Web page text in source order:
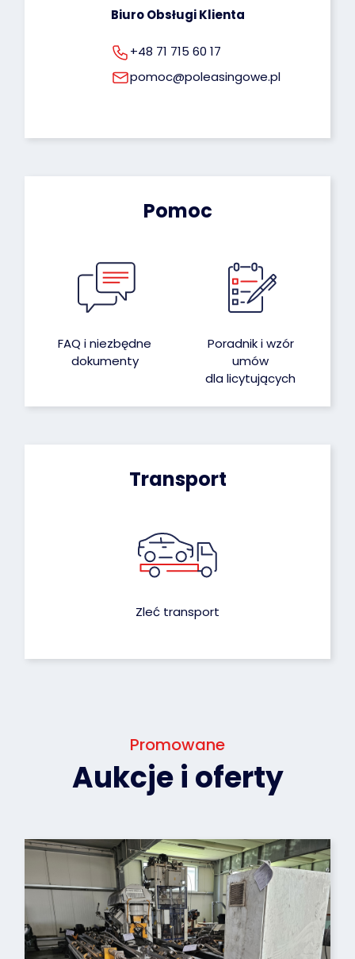
Biuro Obsługi Klienta
+48 71 715 60 17
pomoc@poleasingowe.pl
Pomoc
FAQ i niezbędne
dokumenty
Poradnik i wzór
umów
dla licytujących
Transport
Zleć transport
Promowane
Aukcje i oferty